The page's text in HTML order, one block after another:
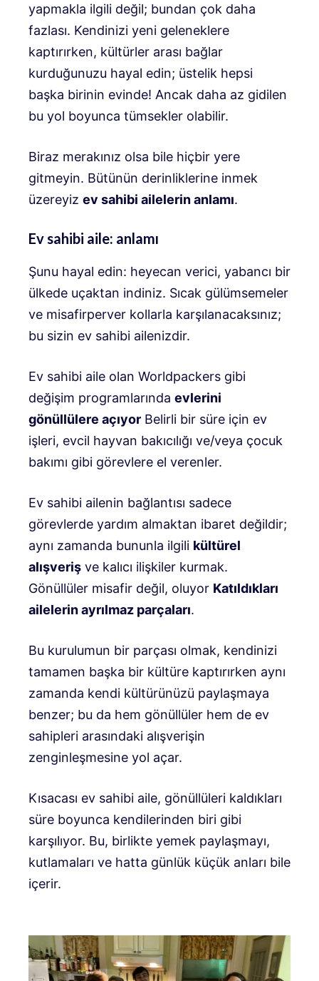
yapmakla ilgili değil; bundan çok daha
fazlası. Kendinizi yeni geleneklere
kaptırırken, kültürler arası bağlar
kurduğunuzu hayal edin; üstelik hepsi
başka birinin evinde! Ancak daha az gidilen
bu yol boyunca tümsekler olabilir.
Biraz merakınız olsa bile hiçbir yere
gitmeyin. Bütünün derinliklerine inmek
üzereyiz ev sahibi ailelerin anlamı.
Ev sahibi aile: anlamı
Şunu hayal edin: heyecan verici, yabancı bir
ülkede uçaktan indiniz. Sıcak gülümsemeler
ve misafirperver kollarla karşılanacaksınız;
bu sizin ev sahibi ailenizdir.
Ev sahibi aile olan Worldpackers gibi
değişim programlarında evlerini
gönüllülere açıyor Belirli bir süre için ev
işleri, evcil hayvan bakıcılığı ve/veya çocuk
bakımı gibi görevlere el verenler.
Ev sahibi ailenin bağlantısı sadece
görevlerde yardım almaktan ibaret değildir;
aynı zamanda bununla ilgili kültürel
alışveriş ve kalıcı ilişkiler kurmak.
Gönüllüler misafir değil, oluyor Katıldıkları
ailelerin ayrılmaz parçaları.
Bu kurulumun bir parçası olmak, kendinizi
tamamen başka bir kültüre kaptırırken aynı
zamanda kendi kültürünüzü paylaşmaya
benzer; bu da hem gönüllüler hem de ev
sahipleri arasındaki alışverişin
zenginleşmesine yol açar.
Kısacası ev sahibi aile, gönüllüleri kaldıkları
süre boyunca kendilerinden biri gibi
karşılıyor. Bu, birlikte yemek paylaşmayı,
kutlamaları ve hatta günlük küçük anları bile
içerir.